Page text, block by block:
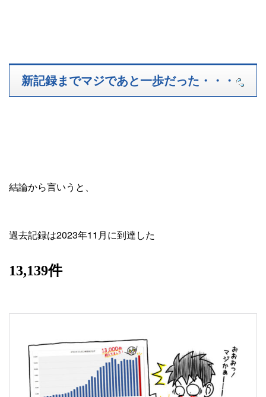
新記録までマジであと一歩だった・・・
結論から言いうと、
過去記録は2023年11月に到達した
13,139件